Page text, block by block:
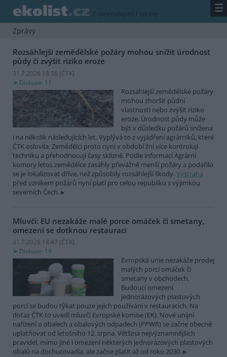
/ zpravodajství / zprávy ☰
Zprávy
Rozsáhlejší zemědělské požáry mohou snížit úrodnost
půdy či zvýšit riziko eroze
31.7.2026 18:56 (ČTK)
Diskuse: 11
Rozsáhlejší zemědělské požáry
mohou zhoršit půdní
vlastnosti nebo zvýšit riziko
eroze. Úrodnost půdy může
být v důsledku požárů snížena
i na několik následujících let. Vyplývá to z vyjádření agrárníků, které
ČTK oslovila. Zemědělci proto nyní v období žní více kontrolují
techniku a přehodnocují časy sklizně. Podle informací Agrární
komory letos zemědělce zasáhly převážně menší požáry a podařilo
se je lokalizovat dříve, než způsobily rozsáhlejší škody. Výstraha
před vznikem požárů nyní platí pro celou republiku s výjimkou
severních Čech.
Mluvčí: EU nezakáže malé porce omáček či smetany,
omezení se dotknou restaurací
31.7.2026 18:47 (ČTK)
Diskuse: 19
Evropská unie nezakáže prodej
malých porcí omáček či
smetany v obchodech.
Budoucí omezení
jednorázových plastových
porcí se budou týkat pouze jejich používání v restauracích. Na
dotaz ČTK to uvedl mluvčí Evropské komise (EK). Nové unijní
nařízení o obalech a obalových odpadech (PPWR) se začne obecně
uplatňovat od letošního 12. srpna. Většina nejvýznamnějších
pravidel, mimo jiné i omezení některých jednorázových plastových
obalů na dochucovadla, ale začne platit až od roku 2030.